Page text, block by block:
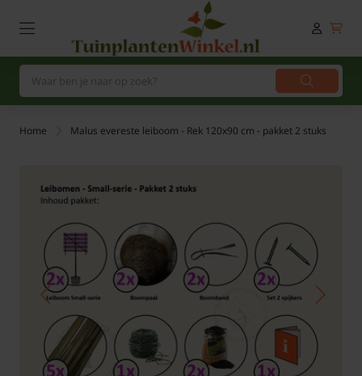
Home Malus evereste leiboom - Rek 120x90 cm - pakket 2 stuks